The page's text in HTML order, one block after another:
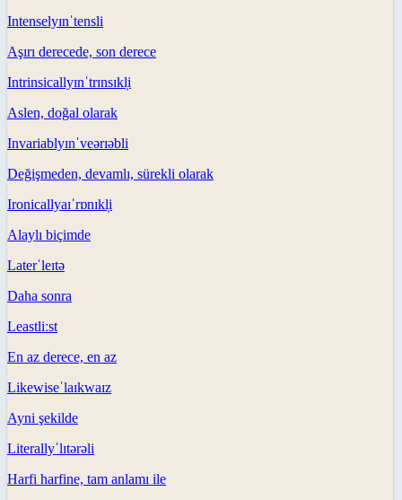
Intenselyɪnˈtensli
Aşırı derecede, son derece
Intrinsicallyɪnˈtrɪnsɪkl̩i
Aslen, doğal olarak
Invariablyɪnˈveərɪəbli
Değişmeden, devamlı, sürekli olarak
Ironicallyaɪˈrɒnɪkl̩i
Alaylı biçimde
Laterˈleɪtə
Daha sonra
Leastliːst
En az derece, en az
Likewiseˈlaɪkwaɪz
Ayni şekilde
Literallyˈlɪtərəli
Harfi harfine, tam anlamı ile